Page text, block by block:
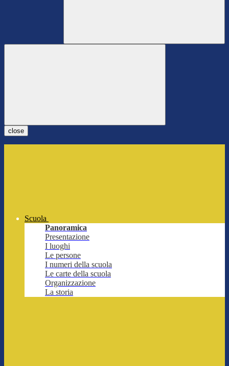
close
Scuola
Panoramica
Presentazione
I luoghi
Le persone
I numeri della scuola
Le carte della scuola
Organizzazione
La storia